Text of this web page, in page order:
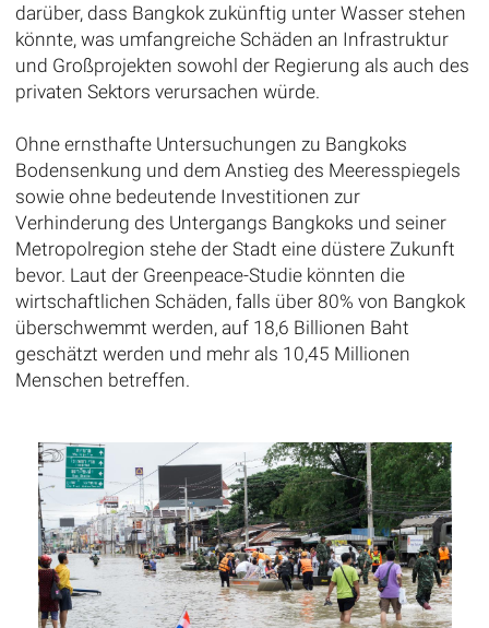
darüber, dass Bangkok zukünftig unter Wasser stehen
könnte, was umfangreiche Schäden an Infrastruktur
und Großprojekten sowohl der Regierung als auch des
privaten Sektors verursachen würde.
Ohne ernsthafte Untersuchungen zu Bangkoks
Bodensenkung und dem Anstieg des Meeresspiegels
sowie ohne bedeutende Investitionen zur
Verhinderung des Untergangs Bangkoks und seiner
Metropolregion stehe der Stadt eine düstere Zukunft
bevor. Laut der Greenpeace-Studie könnten die
wirtschaftlichen Schäden, falls über 80% von Bangkok
überschwemmt werden, auf 18,6 Billionen Baht
geschätzt werden und mehr als 10,45 Millionen
Menschen betreffen.